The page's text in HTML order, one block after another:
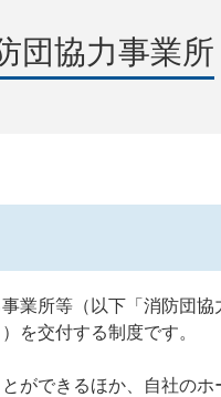
団協力事業所
業所等（以下「消防団
）を交付する制度です。
ができるほか、自社の